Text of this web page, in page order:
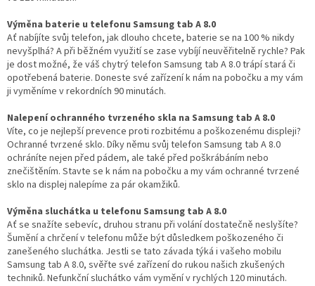
Výměna baterie u telefonu Samsung tab A 8.0
Ať nabíjíte svůj telefon, jak dlouho chcete, baterie se na 100 % nikdy
nevyšplhá? A při běžném využití se zase vybíjí neuvěřitelně rychle? Pak
je dost možné, že váš chytrý telefon Samsung tab A 8.0 trápí stará či
opotřebená baterie. Doneste své zařízení k nám na pobočku a my vám
ji vyměníme v rekordních 90 minutách.
Nalepení ochranného tvrzeného skla na Samsung tab A 8.0
Víte, co je nejlepší prevence proti rozbitému a poškozenému displeji?
Ochranné tvrzené sklo. Díky němu svůj telefon Samsung tab A 8.0
ochráníte nejen před pádem, ale také před poškrábáním nebo
znečištěním. Stavte se k nám na pobočku a my vám ochranné tvrzené
sklo na displej nalepíme za pár okamžiků.
Výměna sluchátka u telefonu Samsung tab A 8.0
Ať se snažíte sebevíc, druhou stranu při volání dostatečně neslyšíte?
Šumění a chrčení v telefonu může být důsledkem poškozeného či
zanešeného sluchátka. Jestli se tato závada týká i vašeho mobilu
Samsung tab A 8.0, svěřte své zařízení do rukou našich zkušených
techniků. Nefunkční sluchátko vám vymění v rychlých 120 minutách.